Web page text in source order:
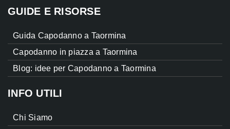
GUIDE E RISORSE
Guida Capodanno a Taormina
Capodanno in piazza a Taormina
Blog: idee per Capodanno a Taormina
INFO UTILI
Chi Siamo